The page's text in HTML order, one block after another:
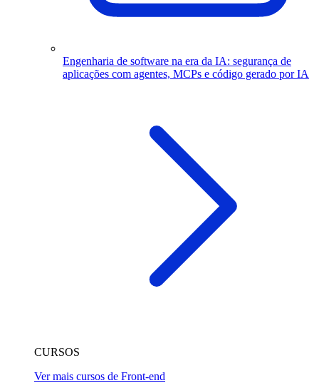
Engenharia de software na era da IA: segurança de
aplicações com agentes, MCPs e código gerado por IA
CURSOS
Ver mais cursos de Front-end